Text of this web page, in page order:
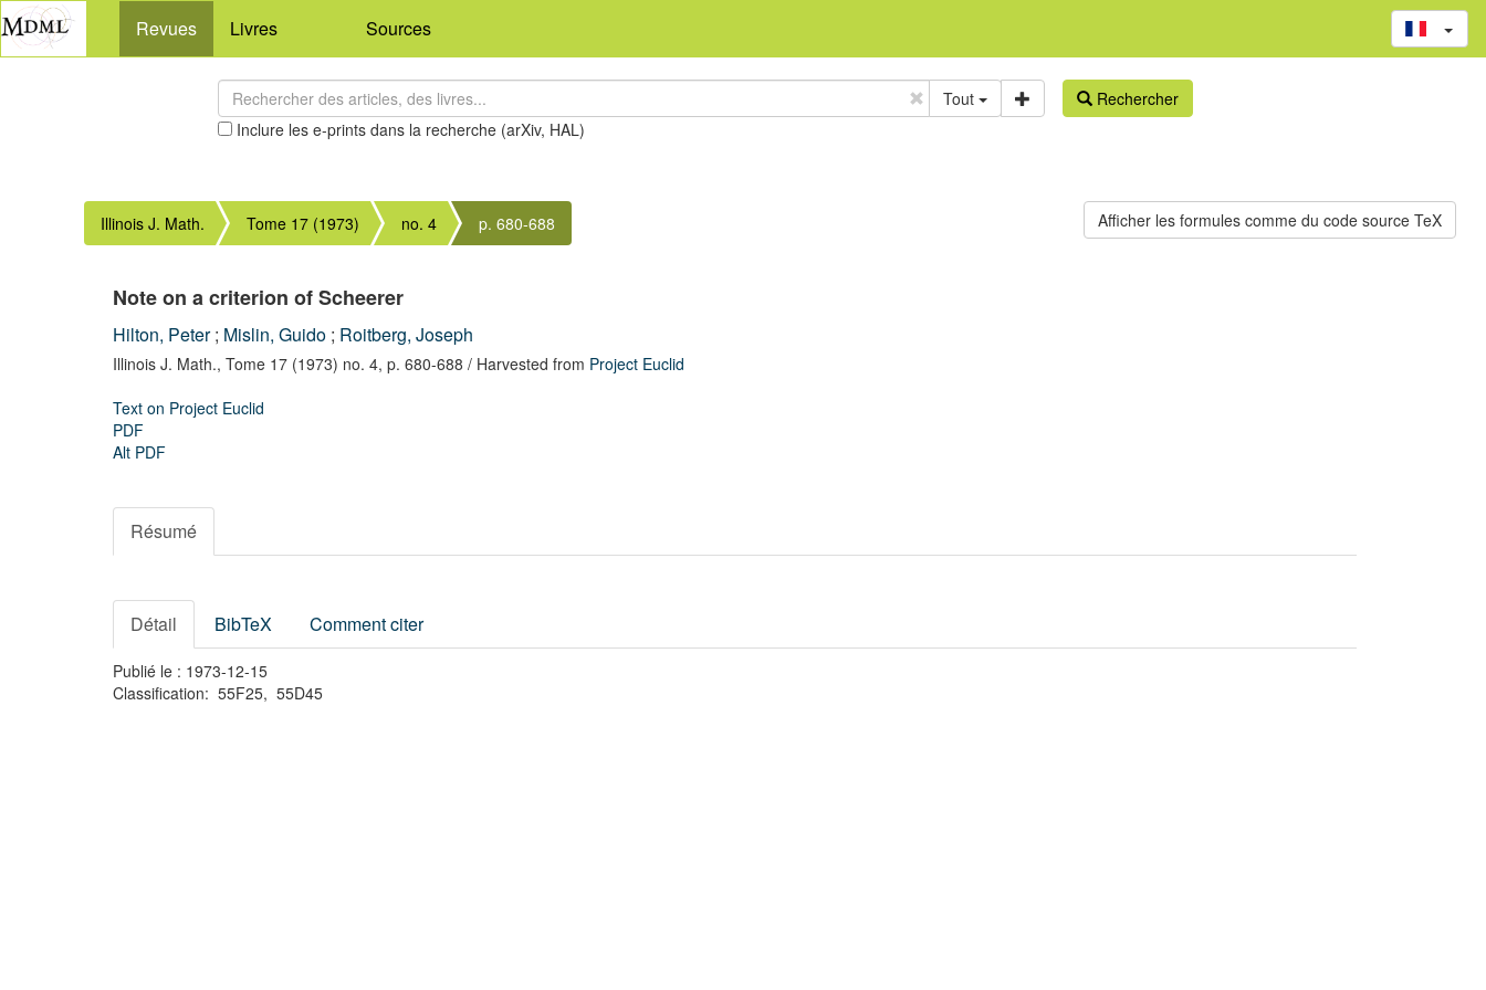
Revues Livres Sources
Tout
Inclure les e-prints dans la recherche (arXiv, HAL)
Rechercher
Illinois J. Math. Tome 17 (1973) no. 4 p. 680-688
Note on a criterion of Scheerer
Hilton, Peter; Mislin, Guido ; Roitberg, Joseph
Illinois J. Math., Tome 17 (1973) no. 4, p. 680-688 / Harvested from Project Euclid
Text on Project Euclid
PDF
Alt PDF
Résumé
Détail BibTeX Comment citer
Publié le : 1973-12-15
Classification: 55F25, 55D45